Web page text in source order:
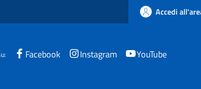
Accedi
Facebook Instagram YouTube